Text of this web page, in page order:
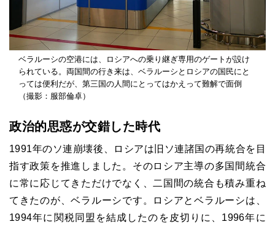
ベラルーシの空港には、ロシアへの乗り継ぎ専用のゲートが設け
られている。両国間の行き来は、ベラルーシとロシアの国民にと
っては便利だが、第三国の人間にとってはかえって難解で面倒
（撮影：服部倫卓）
政治的思惑が交錯した時代
1991年のソ連崩壊後、ロシアは旧ソ連諸国の再統合を目
指す政策を推進しました。そのロシア主導の多国間統合
に常に応じてきただけでなく、二国間の統合も積み重ね
てきたのが、ベラルーシです。ロシアとベラルーシは、
1994年に関税同盟を結成したのを皮切りに、1996年に